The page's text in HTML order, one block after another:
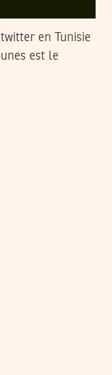
en Tunisie
est le